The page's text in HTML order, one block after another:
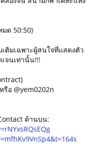
มด 50:50)
ติมเฉพาะผู้สนใจที่แสดงตัว
จนเท่านั้น!!!
รือ @yem0202n
ด้านบน: